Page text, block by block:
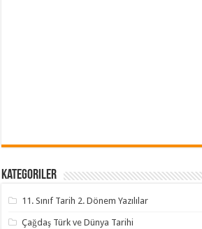
Kategoriler
11. Sınıf Tarih 2. Dönem Yazılılar
Çağdaş Türk ve Dünya Tarihi